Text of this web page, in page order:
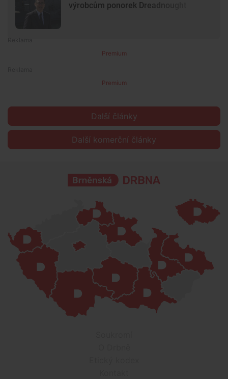
výrobcům ponorek Dreadnought
Premium
Premium
Další články
Další komerční články